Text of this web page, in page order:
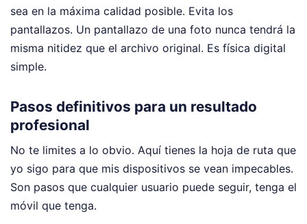
sea en la máxima calidad posible. Evita los
pantallazos. Un pantallazo de una foto nunca tendrá la
misma nitidez que el archivo original. Es física digital
simple.
Pasos definitivos para un resultado
profesional
No te limites a lo obvio. Aquí tienes la hoja de ruta que
yo sigo para que mis dispositivos se vean impecables.
Son pasos que cualquier usuario puede seguir, tenga el
móvil que tenga.